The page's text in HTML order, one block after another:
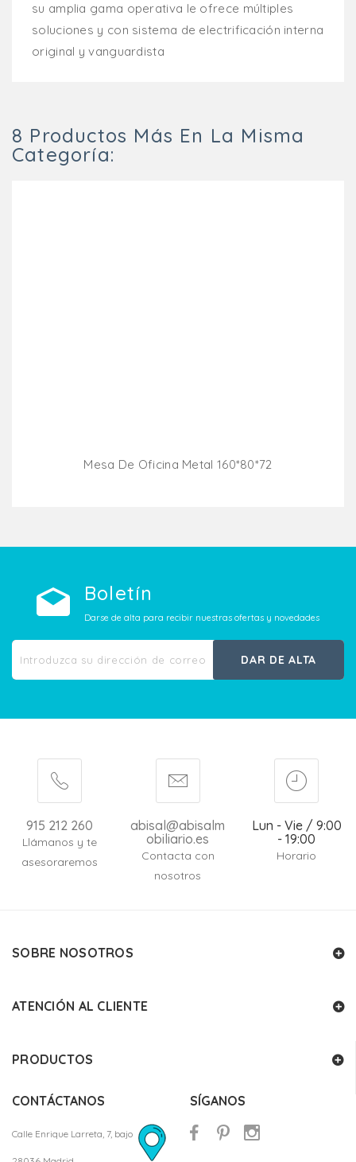
su amplia gama operativa le ofrece múltiples
soluciones y con sistema de electrificación interna
original y vanguardista
8 Productos Más En La Misma
Categoría:
Mesa De Oficina Metal 160*80*72
Boletín
Darse de alta para recibir nuestras ofertas y novedades
DAR DE ALTA
915 212 260
Llámanos y te
asesoraremos
abisal@abisalm
obiliario.es
Contacta con
nosotros
Lun - Vie / 9:00
- 19:00
Horario
SOBRE NOSOTROS
ATENCIÓN AL CLIENTE
PRODUCTOS
CONTÁCTANOS
Calle Enrique Larreta, 7, bajo
SÍGANOS